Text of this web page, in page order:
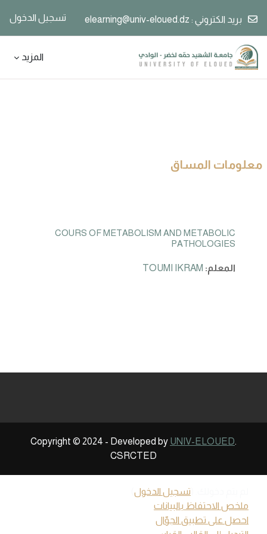
بريد الكتروني : elearning@univ-eloued.dz تسجيل الدخول
المزيد
معلومات المساق
COURS OF METABOLISM AND METABOLIC
PATHOLOGIES
المعلم: TOUMI IKRAM
Copyright © 2024 - Developed by UNIV-ELOUED.
CSRCTED
تسجيل الدخول
ملخص الاحتفاظ بالبيانات
احصل على تطبيق الجوّال